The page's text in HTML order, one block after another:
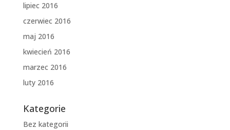
lipiec 2016
czerwiec 2016
maj 2016
kwiecień 2016
marzec 2016
luty 2016
Kategorie
Bez kategorii